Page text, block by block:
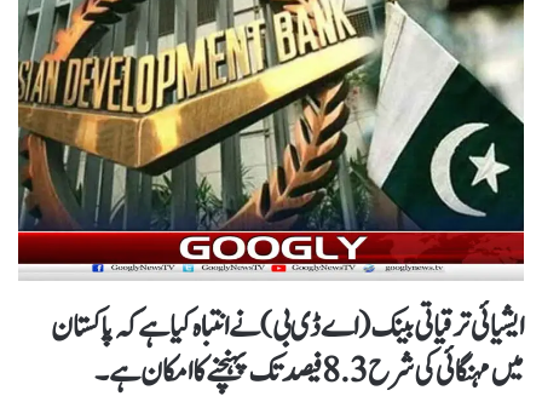
ایشیائی ترقیاتی بینک (اے ڈی بی) نے انتباہ کیا ہے کہ پاکستان
میں مہنگائی کی شرح 8.3 فیصد تک پہنچنے کا امکان ہے۔